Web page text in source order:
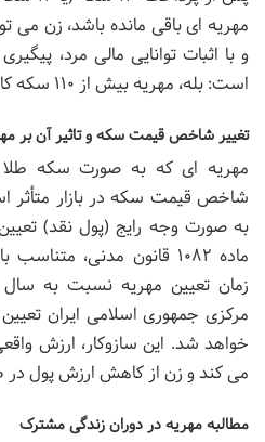
مهریه ای باقی مانده باشد، زن می
و با اثبات توانایی مالی مرد،
است: بله، مهریه بیش از ۱۱۰ سکه کاملاً قابل وصول است.
تغییر شاخص قیمت سکه و تاثیر آن بر
مهریه ای که به صورت سکه طلا
شاخص قیمت سکه در بازار متأثر
به صورت وجه رایج (پول نقد)
ماده ۱۰۸۲ قانون مدنی،
زمان تعیین مهریه نسبت به
مرکزی جمهوری اسلامی ایران
خواهد شد. این سازوکار، ارزش
می کند و زن از کاهش ارزش پول
مطالبه مهریه در دوران زندگی مشترک